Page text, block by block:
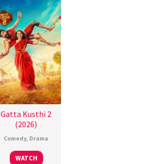
Gatta Kusthi 2
(2026)
Comedy, Drama
WATCH